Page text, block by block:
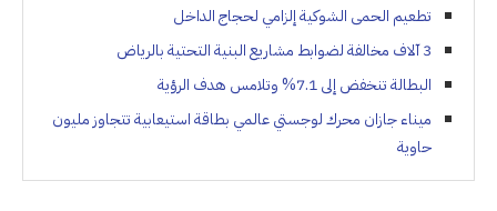
تطعيم الحمى الشوكية إلزامي لحجاج الداخل
3 آلاف مخالفة لضوابط مشاريع البنية التحتية بالرياض
البطالة تنخفض إلى 7.1% وتلامس هدف الرؤية
ميناء جازان محرك لوجستي عالمي بطاقة استيعابية تتجاوز مليون
حاوية